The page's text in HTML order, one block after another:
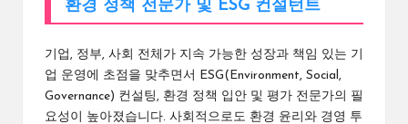
환경 정책 전문가 및 ESG 컨설턴트
기업, 정부, 사회 전체가 지속 가능한 성장과 책임 있는 기
업 운영에 초점을 맞추면서 ESG(Environment, Social,
Governance) 컨설팅, 환경 정책 입안 및 평가 전문가의 필
요성이 높아졌습니다. 사회적으로도 환경 윤리와 경영 투